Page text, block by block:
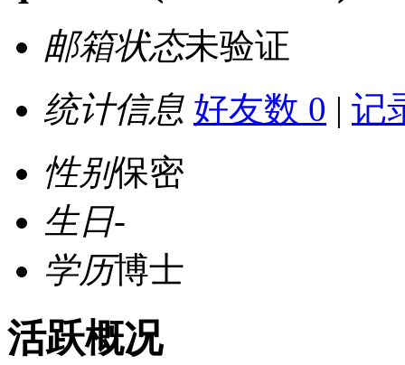
邮箱状态未验证
统计信息 好友数 0 | 记
性别保密
生日-
学历博士
活跃概况